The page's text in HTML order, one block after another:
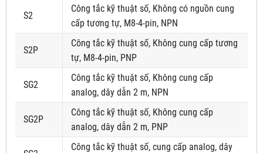
S2
Công tắc kỹ thuật số, Không có nguồn cung
cấp tương tự, M8-4-pin, NPN
S2P
Công tắc kỹ thuật số, Không cung cấp tương
tự, M8-4-pin, PNP
SG2
Công tắc kỹ thuật số, Không cung cấp
analog, dây dẫn 2 m, NPN
SG2P
Công tắc kỹ thuật số, Không cung cấp
analog, dây dẫn 2 m, PNP
Công tắc kỹ thuật số, cung cấp analog, dây